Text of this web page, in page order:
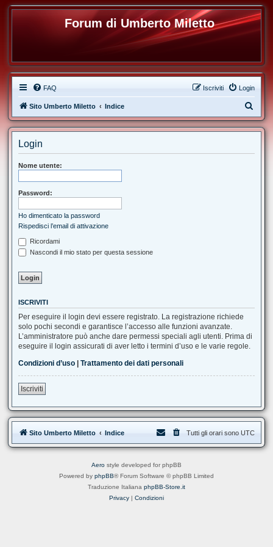
Forum di Umberto Miletto
FAQ Login
Iscriviti
Sito Umberto Miletto Indice
e
Login
Nome utente:
Password:
Ho dimenticato la password
Rispedisci l’email di attivazione
Ricordami
Nascondi il mio stato per questa sessione
ISCRIVITI
Per eseguire il login devi essere registrato. La registrazione richiede
solo pochi secondi e garantisce l’accesso alle funzioni avanzate.
L’amministratore può anche dare permessi speciali agli utenti. Prima di
eseguire il login assicurati di aver letto i termini d’uso e le varie regole.
Condizioni d’uso | Trattamento dei dati personali
Iscriviti
Sito Umberto Miletto Indice Tutti gli orari sono UTC
Aero style developed for phpBB
Powered by phpBB® Forum Software © phpBB Limited
Traduzione Italiana phpBB-Store.it
Privacy | Condizioni